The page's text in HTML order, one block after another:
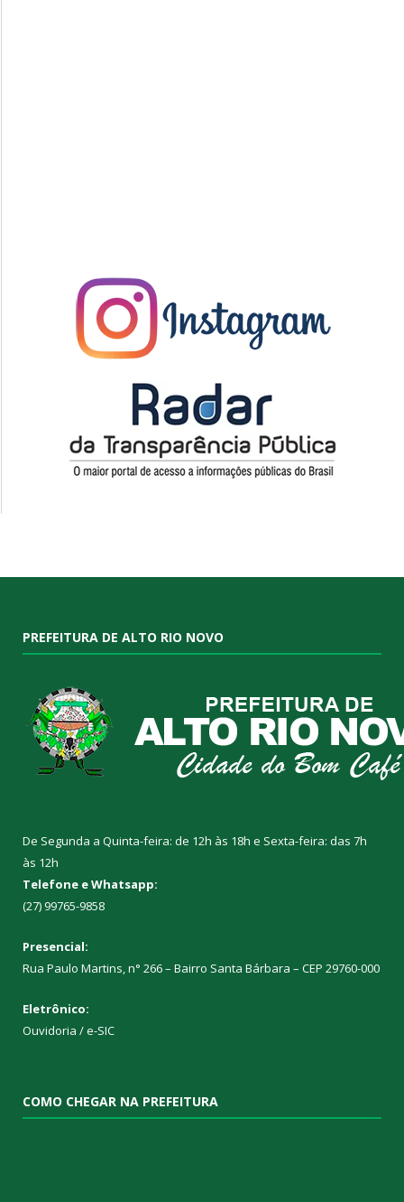
PREFEITURA DE ALTO RIO NOVO
De Segunda a Quinta-feira: de 12h às 18h e Sexta-feira: das 7h
às 12h
Telefone e Whatsapp:
(27) 99765-9858
Presencial:
Rua Paulo Martins, n° 266 – Bairro Santa Bárbara – CEP 29760-000
Eletrônico:
Ouvidoria /e-SIC
COMO CHEGAR NA PREFEITURA